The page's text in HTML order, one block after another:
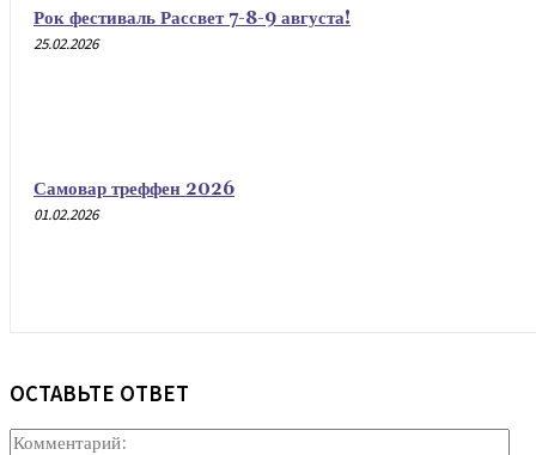
Рок фестиваль Рассвет 7-8-9 августа!
25.02.2026
Самовар треффен 2026
01.02.2026
ОСТАВЬТЕ ОТВЕТ